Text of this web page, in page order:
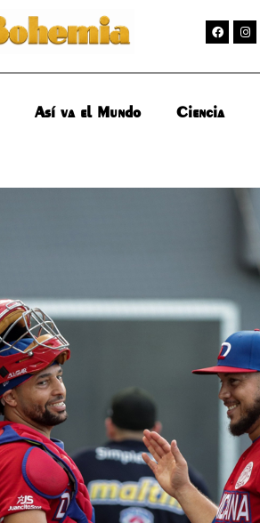
Así va el Mundo Ciencia